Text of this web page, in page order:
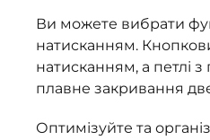
Ви можете вибрати
натисканням.
натисканням, а петлі
плавне закривання
Оптимізуйте та